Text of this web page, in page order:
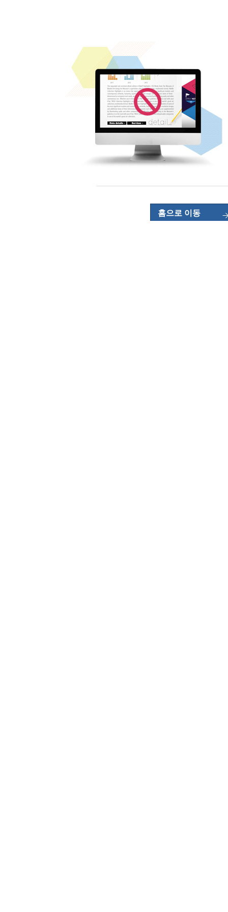
홈으로 이동